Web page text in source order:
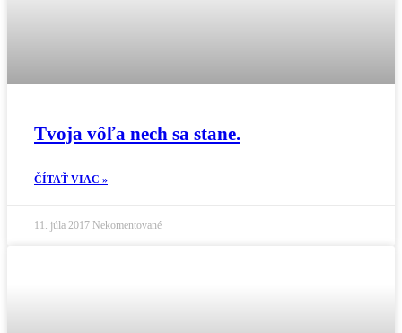
Tvoja vôľa nech sa stane.
ČÍTAŤ VIAC »
11. júla 2017 Nekomentované